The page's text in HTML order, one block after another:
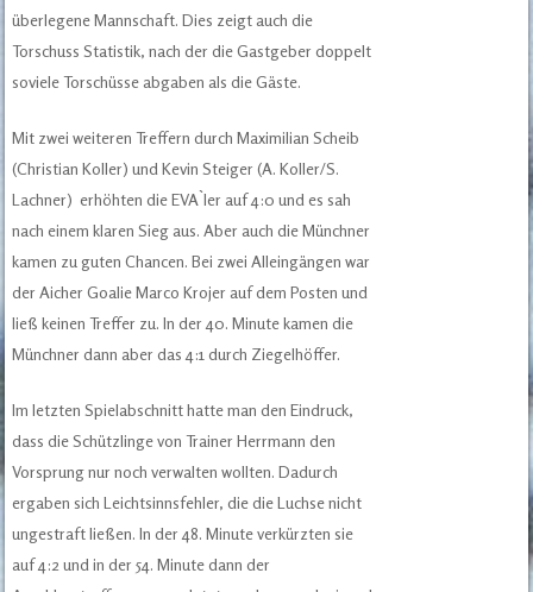
überlegene Mannschaft. Dies zeigt auch die
Torschuss Statistik, nach der die Gastgeber doppelt
soviele Torschüsse abgaben als die Gäste.
Mit zwei weiteren Treffern durch Maximilian Scheib
(Christian Koller) und Kevin Steiger (A. Koller/S.
Lachner) erhöhten die EVA`ler auf 4:0 und es sah
nach einem klaren Sieg aus. Aber auch die Münchner
kamen zu guten Chancen. Bei zwei Alleingängen war
der Aicher Goalie Marco Krojer auf dem Posten und
ließ keinen Treffer zu. In der 40. Minute kamen die
Münchner dann aber das 4:1 durch Ziegelhöffer.
Im letzten Spielabschnitt hatte man den Eindruck,
dass die Schützlinge von Trainer Herrmann den
Vorsprung nur noch verwalten wollten. Dadurch
ergaben sich Leichtsinnsfehler, die die Luchse nicht
ungestraft ließen. In der 48. Minute verkürzten sie
auf 4:2 und in der 54. Minute dann der